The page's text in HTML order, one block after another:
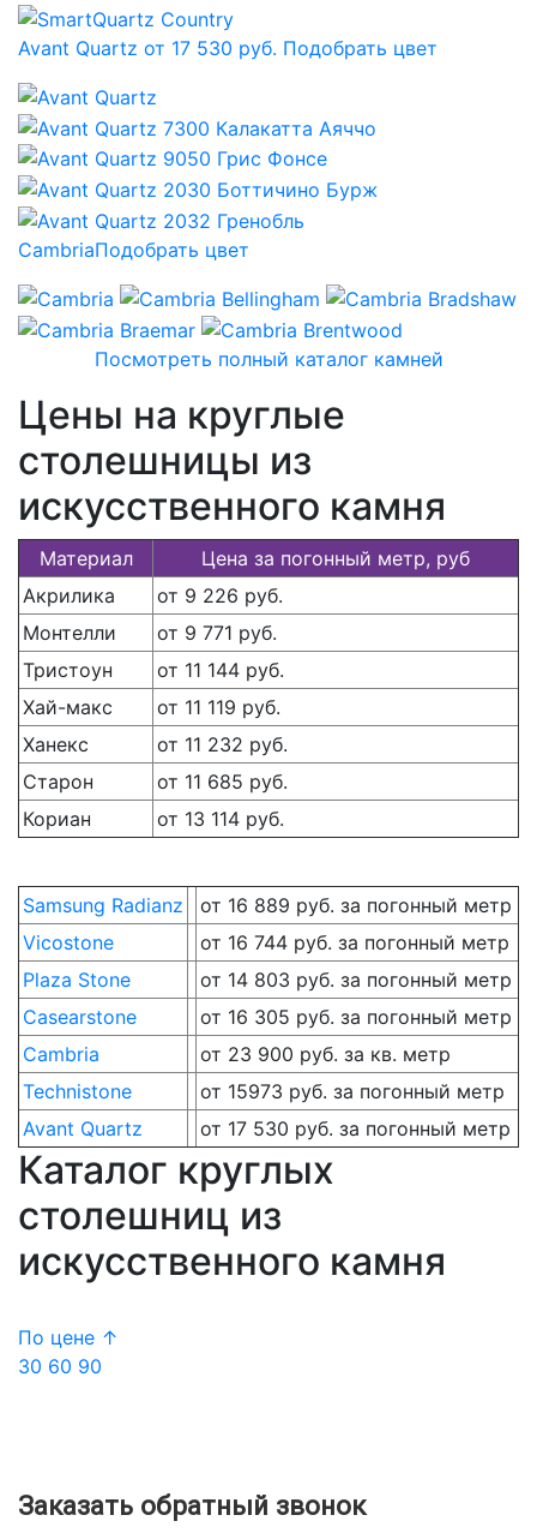
Avant Quartz от 17 530 руб. Подобрать цвет
CambriaПодобрать цвет
Посмотреть полный каталог камней
Цены на круглые
столешницы из
искусственного камня
Материал
Цена за погонный метр, руб
Акрилика
от 9 226 руб.
Монтелли
от 9 771 руб.
Тристоун
от 11 144 руб.
Хай-макс
от 11 119 руб.
Ханекс
от 11 232 руб.
Старон
от 11 685 руб.
Кориан
от 13 114 руб.
Samsung Radianz
от 16 889 руб. за погонный метр
Vicostone
от 16 744 руб. за погонный метр
Plaza Stone
от 14 803 руб. за погонный метр
Casearstone
от 16 305 руб. за погонный метр
Cambria
от 23 900 руб. за кв. метр
Technistone
от 15973 руб. за погонный метр
Avant Quartz
от 17 530 руб. за погонный метр
Каталог круглых
столешниц из
искусственного камня
По цене ↑
30 60 90
Заказать обратный звонок